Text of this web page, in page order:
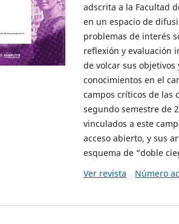
adscrita a la Facultad
en un espacio de
problemas de interés
reflexión y evaluación
de volcar sus
conocimientos en el
campos críticos de las
segundo semestre de
vinculados a este
acceso abierto, y sus
esquema de “doble
Ver revista
Número